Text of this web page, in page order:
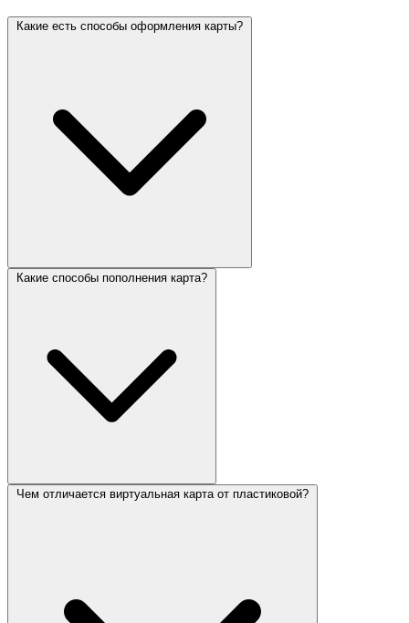
Какие есть способы оформления карты?
Какие способы пополнения карта?
Чем отличается виртуальная карта от пластиковой?